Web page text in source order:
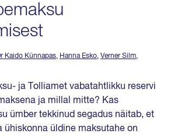
Kaido Künnapas, Hanna Esko, Verner Silm,
ja Tolliamet vabatahtlikku reservi
ja millal mitte? Kas
ümber tekkinud segadus näitab, et
ühiskonna üldine maksutahe on